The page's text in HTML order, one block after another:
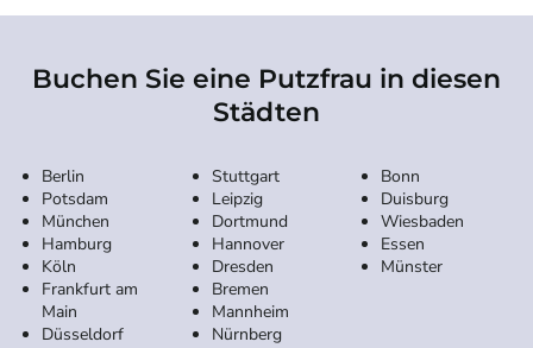
Buchen Sie eine Putzfrau in diesen
Städten
Berlin
Potsdam
München
Hamburg
Köln
Frankfurt am
Main
Düsseldorf
Stuttgart
Leipzig
Dortmund
Hannover
Dresden
Bremen
Mannheim
Nürnberg
Bonn
Duisburg
Wiesbaden
Essen
Münster